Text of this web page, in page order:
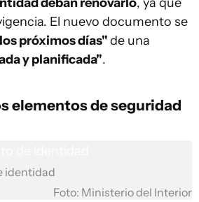
El nuevo documento se
próximos días"de una
y planificada".
elementos de seguridad
identidad
Foto: Ministerio del Interior